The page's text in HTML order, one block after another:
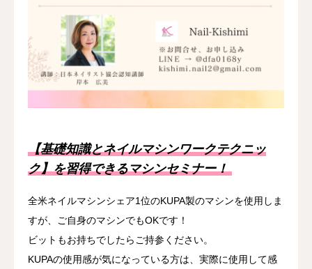
【基礎知識とネイルマシンワークテクニッ
ク】を習得できるマシンセミナー！
全米ネイルマシンシェア1位のKUPA製のマシンを使用しま
すが、ご自身のマシンでもOKです！
ビットもお持ちでしたらご持参ください。
KUPAの使用感が気になっている方は、実際に使用して感